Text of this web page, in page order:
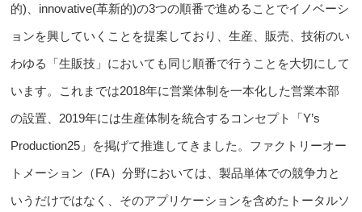
的)、innovative(革新的)の3つの順番で進める ことでイノベーシ
ョンを興していくことを提案しており、生産、販売、技術のい
わゆる「生販技」においても同じ順番で行うことを大切にして
います。これまでは2018年に営業体制を一本化した営業本部
の設置、2019年には生産体制を統合するコンセプト「Y’s
Production25」を掲げて推進してきました。ファクトリーオー
トメーション（FA）分野においては、製品単体での競争力と
いうだけではなく、そのアプリケーションを含めたトータルソ